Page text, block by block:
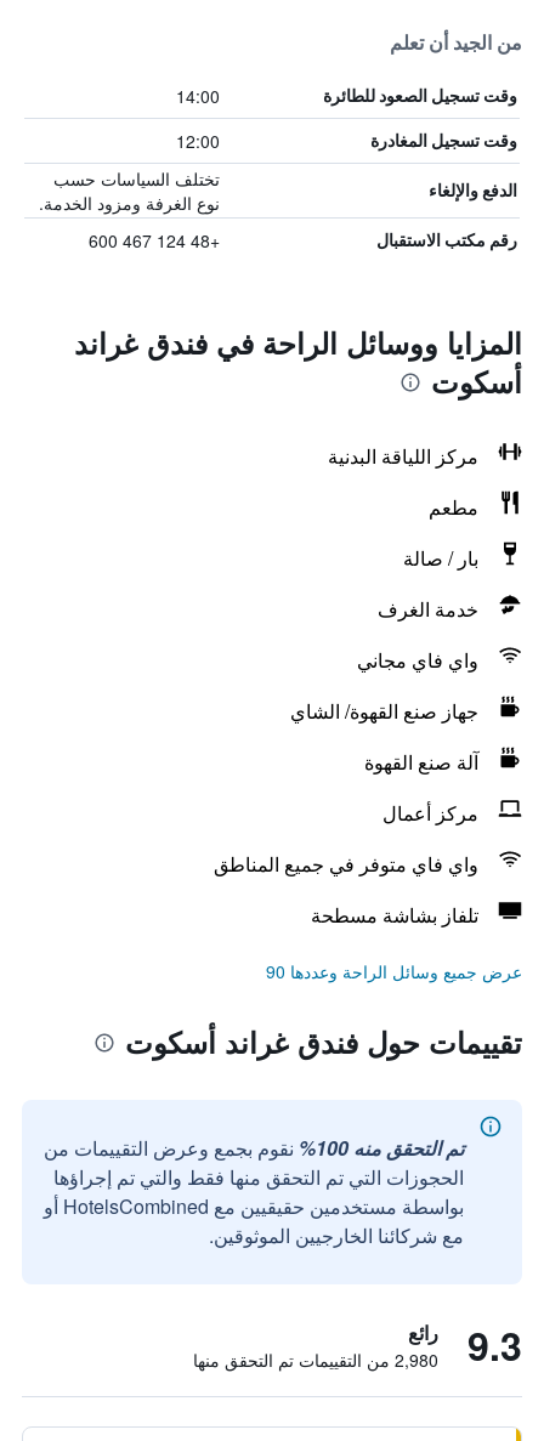
من الجيد أن تعلم
وقت تسجيل الصعود للطائرة 14:00
وقت تسجيل المغادرة 12:00
الدفع والإلغاء
تختلف السياسات حسب
نوع الغرفة ومزود الخدمة.
رقم مكتب الاستقبال +48 124 467 600
المزايا ووسائل الراحة في فندق غراند
أسكوت
مركز اللياقة البدنية
مطعم
بار / صالة
خدمة الغرف
واي فاي مجاني
جهاز صنع القهوة/ الشاي
آلة صنع القهوة
مركز أعمال
واي فاي متوفر في جميع المناطق
تلفاز بشاشة مسطحة
عرض جميع وسائل الراحة وعددها 90
تقييمات حول فندق غراند أسكوت
تم التحقق منه 100%
نقوم بجمع وعرض التقييمات من
الحجوزات التي تم التحقق منها فقط والتي تم إجراؤها
بواسطة مستخدمين حقيقيين مع HotelsCombined أو
مع شركائنا الخارجيين الموثوقين.
9.3 رائع
2,980 من التقييمات تم التحقق منها